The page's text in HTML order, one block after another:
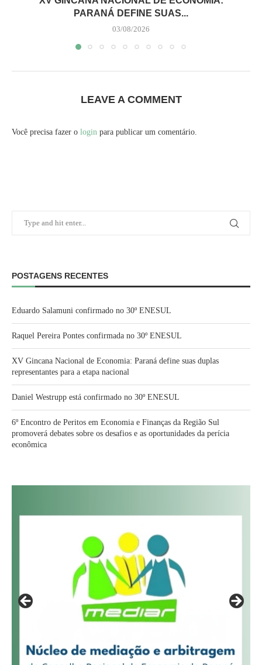
PARANÁ DEFINE SUAS...
03/08/2026
LEAVE A COMMENT
Você precisa fazer o login para publicar um comentário.
POSTAGENS RECENTES
Eduardo Salamuni confirmado no 30º ENESUL
Raquel Pereira Pontes confirmada no 30º ENESUL
XV Gincana Nacional de Economia: Paraná define suas duplas
representantes para a etapa nacional
Daniel Westrupp está confirmado no 30º ENESUL
6º Encontro de Peritos em Economia e Finanças da Região Sul
promoverá debates sobre os desafios e as oportunidades da perícia
econômica